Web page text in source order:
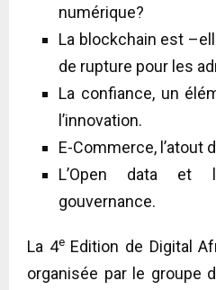
numérique?
La blockchain est
de rupture pour les
La confiance, un
l’innovation.
E-Commerce, l’atout
L’Open data et
gouvernance.
La 4eEdition de Digital
organisée par le groupe